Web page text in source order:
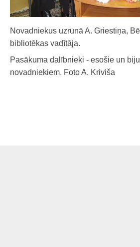
Novadniekus uzrunā A. Griestiņa,
bibliotēkas vadītāja.
Pasākuma dalībnieki - esošie un
novadniekiem. Foto A. Kriviša